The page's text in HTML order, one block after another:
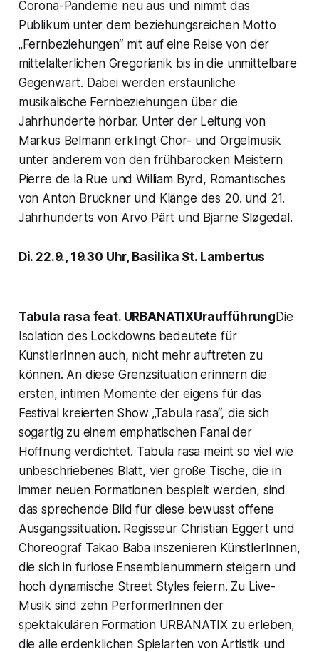
Corona-Pandemie neu aus und nimmt das
Publikum unter dem beziehungsreichen Motto
„Fernbeziehungen“ mit auf eine Reise von der
mittelalterlichen Gregorianik bis in die unmittelbare
Gegenwart. Dabei werden erstaunliche
musikalische Fernbeziehungen über die
Jahrhunderte hörbar. Unter der Leitung von
Markus Belmann erklingt Chor- und Orgelmusik
unter anderem von den frühbarocken Meistern
Pierre de la Rue und William Byrd, Romantisches
von Anton Bruckner und Klänge des 20. und 21.
Jahrhunderts von Arvo Pärt und Bjarne Sløgedal.
Di. 22.9., 19.30 Uhr, Basilika St. Lambertus
Tabula rasa feat. URBANATIXUraufführungDie
Isolation des Lockdowns bedeutete für
KünstlerInnen auch, nicht mehr auftreten zu
können. An diese Grenzsituation erinnern die
ersten, intimen Momente der eigens für das
Festival kreierten Show „Tabula rasa“, die sich
sogartig zu einem emphatischen Fanal der
Hoffnung verdichtet. Tabula rasa meint so viel wie
unbeschriebenes Blatt, vier große Tische, die in
immer neuen Formationen bespielt werden, sind
das sprechende Bild für diese bewusst offene
Ausgangssituation. Regisseur Christian Eggert und
Choreograf Takao Baba inszenieren KünstlerInnen,
die sich in furiose Ensemblenummern steigern und
hoch dynamische Street Styles feiern. Zu Live-
Musik sind zehn PerformerInnen der
spektakulären Formation URBANATIX zu erleben,
die alle erdenklichen Spielarten von Artistik und